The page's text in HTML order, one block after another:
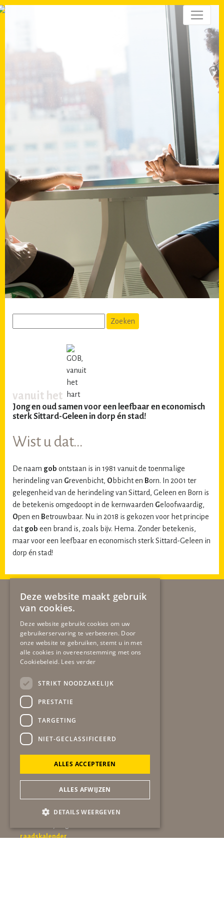
vanuit het
Jong en oud samen voor een leefbaar en economisch
sterk Sittard-Geleen in dorp én stad!
Wist u dat…
De naam gob ontstaan is in 1981 vanuit de toenmalige
herindeling van Grevenbicht, O bbicht en Born. In 2001 ter
gelegenheid van de herindeling van Sittard, Geleen en Born is
de betekenis omgedoopt in de kernwaarden Geloofwaardig,
Open en Betrouwbaar. Nu in 2018 is gekozen voor het principe
datgob een brand is, zoals bijv. Hema. Zonder betekenis,
maar voor een leefbaar en economisch sterk Sittard-Geleen in
dorp én stad!
Secretariaatgob
Winston Churchilllaan 19
6137 EA SITTARD
06-51724483
Algemeen contact
bel:
mail:info@gob-online.nl
ANBI gegevens
beleidsplan
raadskalender
Deze website maakt gebruik
van cookies.
Deze website gebruikt cookies om uw
gebruikerservaring te verbeteren. Door
onze website te gebruiken, stemt u in met
alle cookies in overeenstemming met ons
Cookiebeleid. Lees verder
STRIKT NOODZAKELIJK
PRESTATIE
TARGETING
NIET-GECLASSIFICEERD
ALLES ACCEPTEREN
ALLES AFWIJZEN
DETAILS WEERGEVEN